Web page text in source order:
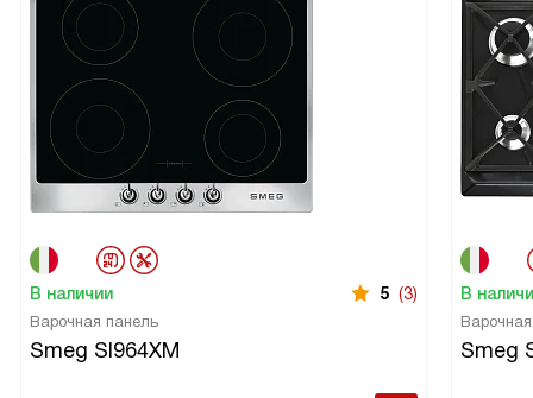
В наличии 5 (3)
Варочная панель
Smeg SI964XM
В
Smeg